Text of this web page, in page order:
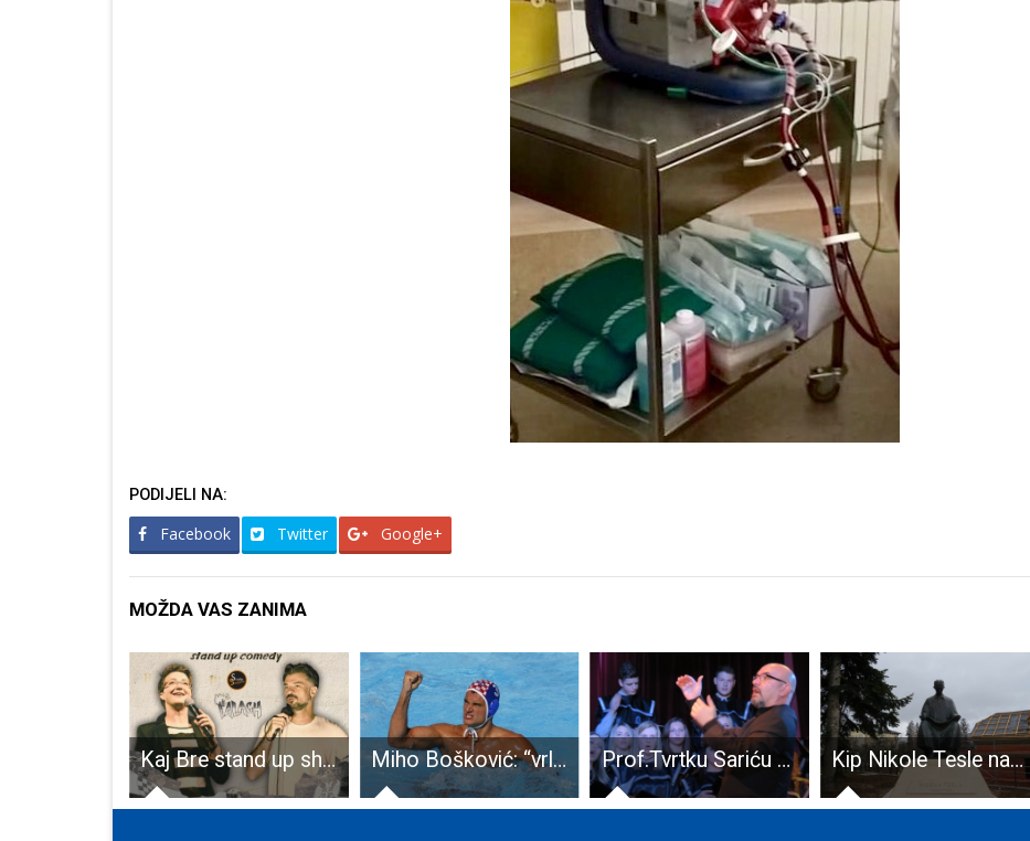
PODIJELI NA:
Facebook Twitter Google+
MOŽDA VAS ZANIMA
Miho Bošković: “vrlo rado doći ću u Liku”!!! Prof.Tvrtku Sariću nagrada rektorice na svečanosti Zadarskog Sveučilišta Kip Nikole Tesle nakon 29 godina ponovno u Gospiću Ribarska fešta u Karlobagu večeras uz grupu Skala